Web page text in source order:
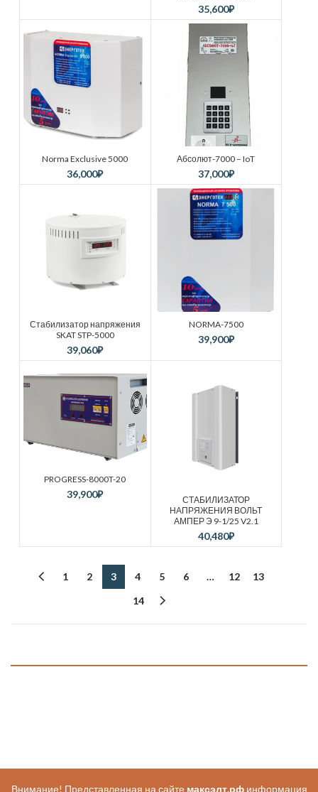
35,600₽
Norma Exclusive 5000
36,000₽
Абсолют-7000 – IoT
37,000₽
Стабилизатор напряжения
SKAT STP-5000
39,060₽
NORMA-7500
39,900₽
PROGRESS-8000T-20
39,900₽
СТАБИЛИЗАТОР
НАПРЯЖЕНИЯ ВОЛЬТ
АМПЕР Э 9-1/25 V2.1
40,480₽
1 2 3 4 5 6 … 12
13
14
Внимание! Представленная на сайте максэлт.рфинформация